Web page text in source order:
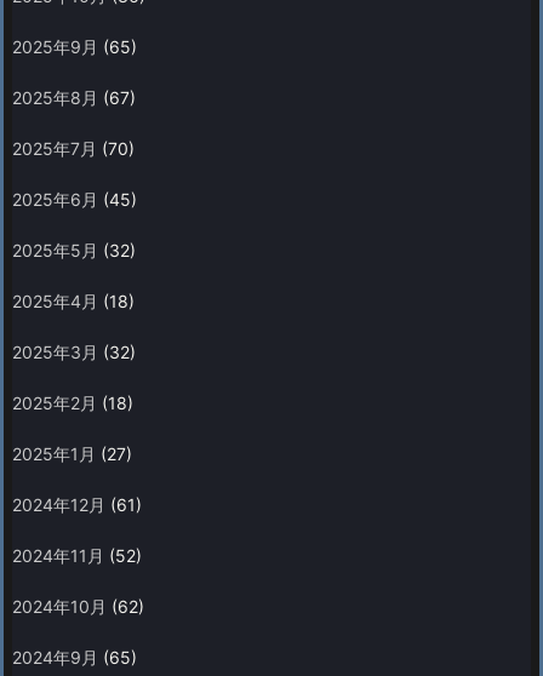
2025年9月 (65)
2025年8月 (67)
2025年7月 (70)
2025年6月 (45)
2025年5月 (32)
2025年4月 (18)
2025年3月 (32)
2025年2月 (18)
2025年1月 (27)
2024年12月 (61)
2024年11月 (52)
2024年10月 (62)
2024年9月 (65)